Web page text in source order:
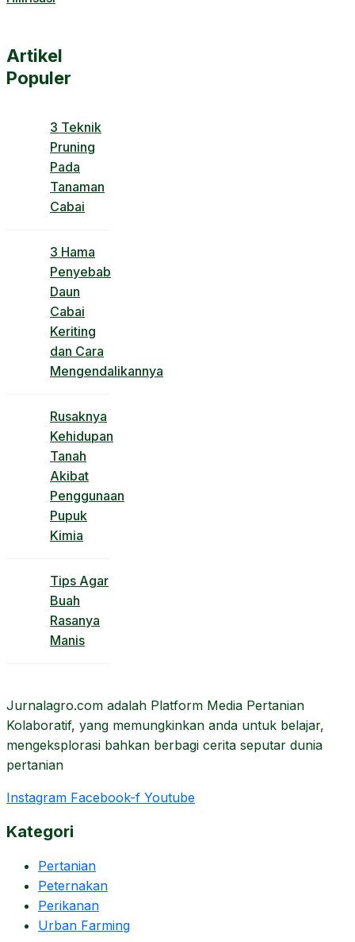
Artikel
Populer
3 Teknik
Pruning
Pada
Tanaman
Cabai
3 Hama
Penyebab
Daun
Cabai
Keriting
dan Cara
Mengendalikannya
Rusaknya
Kehidupan
Tanah
Akibat
Penggunaan
Pupuk
Kimia
Tips Agar
Buah
Rasanya
Manis
Jurnalagro.com adalah Platform Media Pertanian
Kolaboratif, yang memungkinkan anda untuk belajar,
mengeksplorasi bahkan berbagi cerita seputar dunia
pertanian
Instagram Facebook-f Youtube
Kategori
Pertanian
Peternakan
Perikanan
Urban Farming